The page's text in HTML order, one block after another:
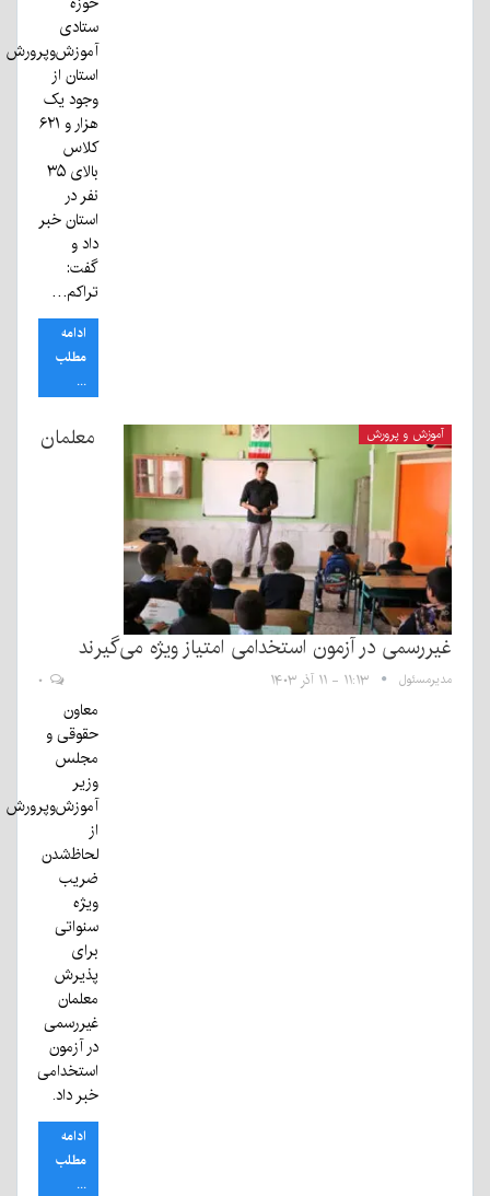
ستادی
آموزش‌وپرورش
استان از
وجود یک
هزار و ۶۲۱
کلاس
بالای ۳۵
نفر در
استان خبر
داد و
گفت:
تراکم…
ادامه
مطلب
...
آموزش و پرورش معلمان
غیررسمی در آزمون استخدامی امتیاز ویژه می‌گیرند
مدیرمسئول ۱۱:۱۳ - ۱۱ آذر ۱۴۰۳
معاون
حقوقی و
مجلس
وزیر
آموزش‌وپرورش
از
لحاظ‌شدن
ضریب
ویژه
سنواتی
برای
پذیرش
معلمان
غیررسمی
در آزمون
استخدامی
خبر داد.
ادامه
مطلب
...